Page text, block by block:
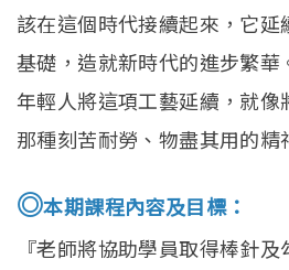
該在這個時代接續起來，它延
基礎，造就新時代的進步繁華
年輕人將這項工藝延續，就
那種刻苦耐勞、物盡其用的精
◎本期課程內容及目標：
『老師將協助學員取得棒針及